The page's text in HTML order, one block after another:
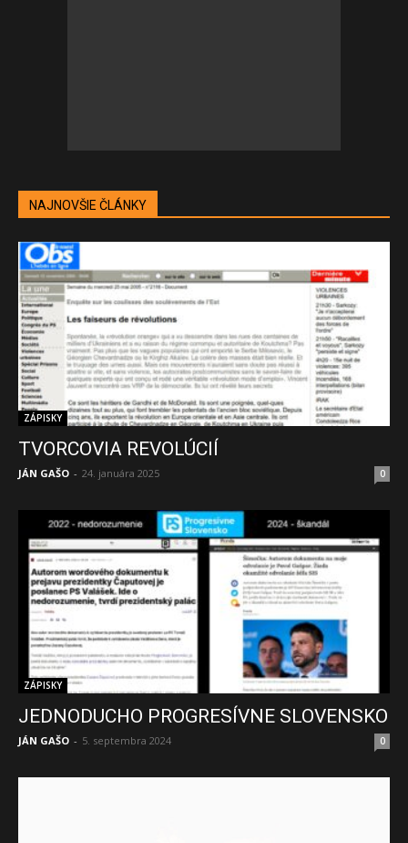
NAJNOVŠIE ČLÁNKY
ZÁPISKY
TVORCOVIA REVOLÚCIÍ
JÁN GAŠO - 24. januára 2025 0
ZÁPISKY
JEDNODUCHO PROGRESÍVNE SLOVENSKO
JÁN GAŠO - 5. septembra 2024 0